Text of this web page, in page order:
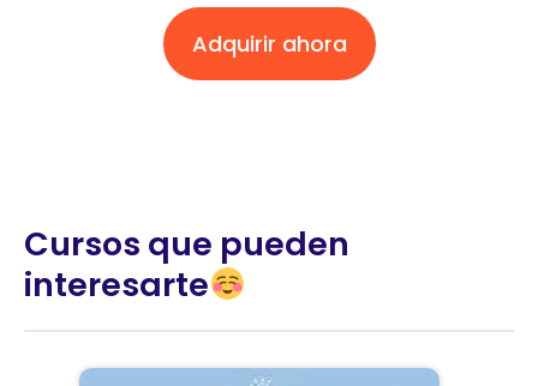
Adquirir ahora
Cursos que pueden
interesarte